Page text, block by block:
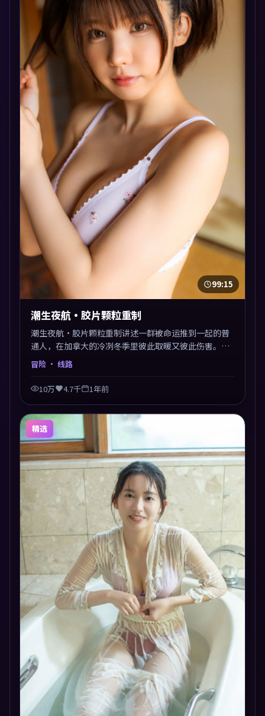
99:15
潮生夜航·胶片颗粒重制
潮生夜航·胶片颗粒重制讲述一群被命运推到一起的普
通人，在加拿大的冷冽冬季里彼此取暖又彼此伤害。曾
国祥以冒险类型外壳探讨信任与背叛，映后讨论度颇
高。片尾留白开放解读，关于“选择”的主题余音绕
梁。
冒险 · 线路
10万 4.7千 1年前
精选